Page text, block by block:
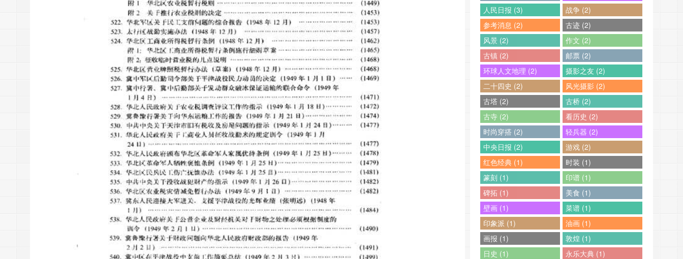
人民日报 (3)
战争 (2)
参考消息 (2)
古迹 (2)
风景 (2)
作文 (2)
古镇 (2)
邮票 (2)
环球人文地理 (2)
摄影之友 (2)
二十四史 (2)
风光摄影 (2)
古塔 (2)
古桥 (2)
古寺 (2)
看历史 (2)
时尚穿搭 (2)
轻兵器 (2)
中央日报 (2)
游戏 (2)
红色经典 (1)
时装 (1)
篆刻 (1)
印谱 (1)
碑拓 (1)
美食 (1)
壁画 (1)
菜谱 (1)
印象派 (1)
油画 (1)
画报 (1)
敦煌 (1)
日史 (1)
永乐大典 (1)